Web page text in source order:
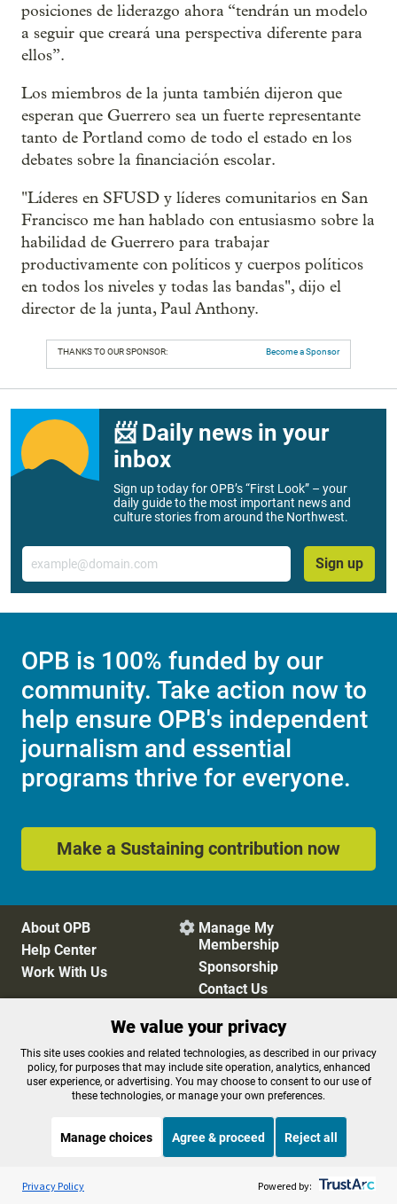
posiciones de liderazgo ahora “tendrán un modelo
a seguir que creará una perspectiva diferente para
ellos”.
Los miembros de la junta también dijeron que
esperan que Guerrero sea un fuerte representante
tanto de Portland como de todo el estado en los
debates sobre la financiación escolar.
"Líderes en SFUSD y líderes comunitarios en San
Francisco me han hablado con entusiasmo sobre la
habilidad de Guerrero para trabajar
productivamente con políticos y cuerpos políticos
en todos los niveles y todas las bandas", dijo el
director de la junta, Paul Anthony.
THANKS TO OUR SPONSOR: Become a Sponsor
📨 Daily news in your
inbox
Sign up today for OPB’s “First Look” – your
daily guide to the most important news and
culture stories from around the Northwest.
Email
Sign up
OPB is 100% funded by our
community. Take action now to
help ensure OPB's independent
journalism and essential
programs thrive for everyone.
Make a Sustaining contribution now
About OPB
Help Center
Work With Us
 Manage My
Membership
Sponsorship
Contact Us
Privacy Policy
Cookie Preferences
FCC Public Files
FCC Applications
Terms of Use
Editorial Policy
Listen to the OPB News
On Point
We value your privacy
This site uses cookies and related technologies, as described in our privacy
policy, for purposes that may include site operation, analytics, enhanced
user experience, or advertising. You may choose to consent to our use of
these technologies, or manage your own preferences.
Manage choices Agree & proceed Reject all
Privacy Policy Powered by: